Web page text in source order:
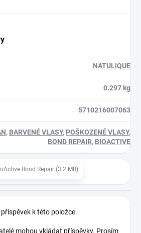
NATULIQUE
0.297 kg
5710216007063
, BARVENÉ VLASY, POŠKOZENÉ VLASY,
BOND REPAIR, BIOACTIVE
Bond Repair (3.2 MB)
k této položce.
mohou vkládat příspěvky. Prosím